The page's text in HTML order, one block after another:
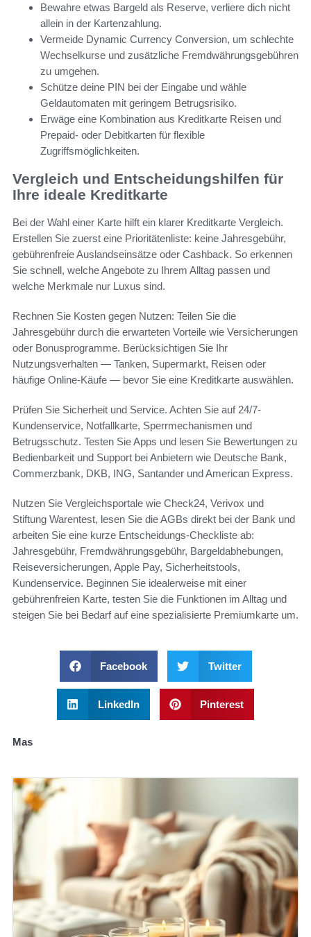
Bewahre etwas Bargeld als Reserve, verliere dich nicht
allein in der Kartenzahlung.
Vermeide Dynamic Currency Conversion, um schlechte
Wechselkurse und zusätzliche Fremdwährungsgebühren
zu umgehen.
Schütze deine PIN bei der Eingabe und wähle
Geldautomaten mit geringem Betrugsrisiko.
Erwäge eine Kombination aus Kreditkarte Reisen und
Prepaid- oder Debitkarten für flexible
Zugriffsmöglichkeiten.
Vergleich und Entscheidungshilfen für
Ihre ideale Kreditkarte
Bei der Wahl einer Karte hilft ein klarer Kreditkarte Vergleich.
Erstellen Sie zuerst eine Prioritätenliste: keine Jahresgebühr,
gebührenfreie Auslandseinsätze oder Cashback. So erkennen
Sie schnell, welche Angebote zu Ihrem Alltag passen und
welche Merkmale nur Luxus sind.
Rechnen Sie Kosten gegen Nutzen: Teilen Sie die
Jahresgebühr durch die erwarteten Vorteile wie Versicherungen
oder Bonusprogramme. Berücksichtigen Sie Ihr
Nutzungsverhalten — Tanken, Supermarkt, Reisen oder
häufige Online-Käufe — bevor Sie eine Kreditkarte auswählen.
Prüfen Sie Sicherheit und Service. Achten Sie auf 24/7-
Kundenservice, Notfallkarte, Sperrmechanismen und
Betrugsschutz. Testen Sie Apps und lesen Sie Bewertungen zu
Bedienbarkeit und Support bei Anbietern wie Deutsche Bank,
Commerzbank, DKB, ING, Santander und American Express.
Nutzen Sie Vergleichsportale wie Check24, Verivox und
Stiftung Warentest, lesen Sie die AGBs direkt bei der Bank und
arbeiten Sie eine kurze Entscheidungs-Checkliste ab:
Jahresgebühr, Fremdwährungsgebühr, Bargeldabhebungen,
Reiseversicherungen, Apple Pay, Sicherheitstools,
Kundenservice. Beginnen Sie idealerweise mit einer
gebührenfreien Karte, testen Sie die Funktionen im Alltag und
steigen Sie bei Bedarf auf eine spezialisierte Premiumkarte um.
Facebook Twitter
LinkedIn Pinterest
Mas